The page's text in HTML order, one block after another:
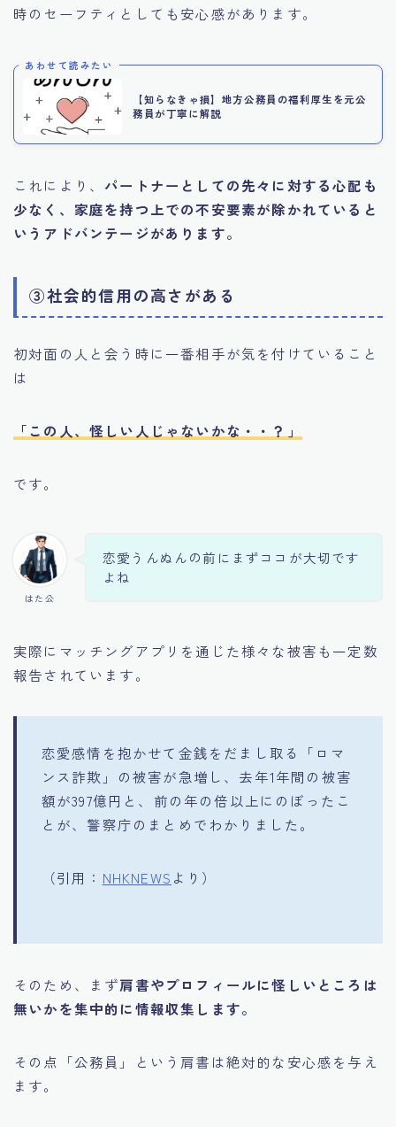
時のセーフティとしても安心感があります。
あわせて読みたい
【知らなきゃ損】地方公務員の福利厚生を元公
務員が丁寧に解説
これにより、 パートナーとしての先々に対する心配も
少なく、家庭を持つ上での不安要素が除かれていると
いうアドバンテージがあります。
③社会的信用の高さがある
初対面の人と会う時に一番相手が気を付けていること
は
「この人、怪しい人じゃないかな・・？」
です。
はた公
恋愛うんぬんの前にまずココが大切です
よね
実際にマッチングアプリを通じた様々な被害も一定数
報告されています。
恋愛感情を抱かせて金銭をだまし取る「ロマ
ンス詐欺」の被害が急増し、去年1年間の被害
額が397億円と、前の年の倍以上にのぼったこ
とが、警察庁のまとめでわかりました。
（引用： NHKNEWS より）
そのため、まず肩書やプロフィールに怪しいところは
無いかを集中的に情報収集します。
その点「公務員」という肩書は絶対的な安心感を与え
ます。